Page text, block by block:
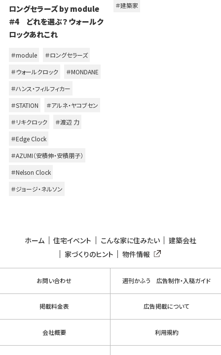
ロングセラーズ by module
＃4 どれを選ぶ？ ウォールク
ロックあれこれ
＃module
＃ロングセラーズ
＃ウォールクロック
＃MONDANE
＃ハンス・フィルフィカー
＃STATION
＃アルネ・ヤコブセン
＃リキクロック
＃渡辺 力
＃Edge Clock
＃AZUMI（安積伸・安積朋子）
＃Nelson Clock
＃ジョージ・ネルソン
＃建築家
ホーム 住宅イベント こんな家に住みたい
建築会社
家づくりのヒント
物件情報
お問い合わせ 週刊かふう 広告制作・入稿ガイド
掲載料金表 広告掲載について
会社概要 利用規約